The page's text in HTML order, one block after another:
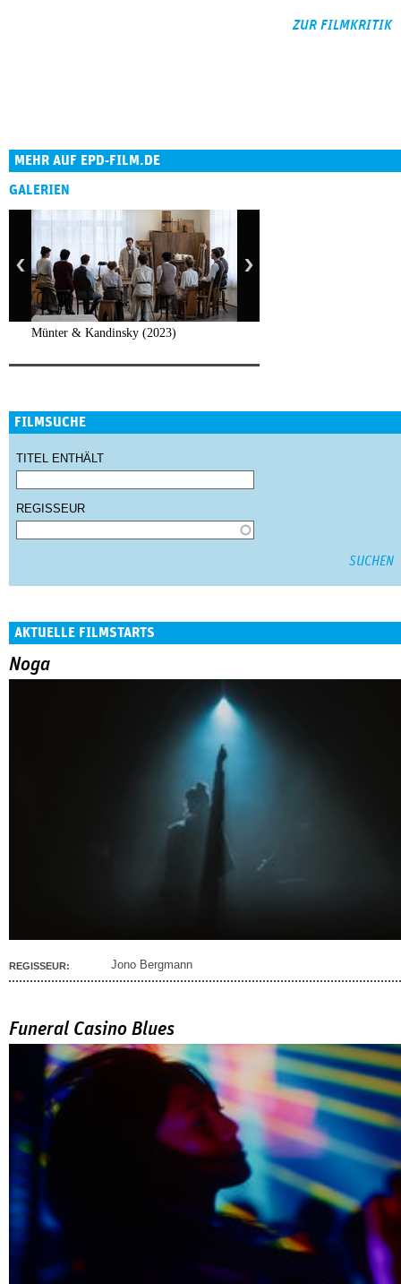
ZUR FILMKRITIK
MEHR AUF EPD-FILM.DE
GALERIEN
Münter & Kandinsky (2023)
FILMSUCHE
TITEL ENTHÄLT
REGISSEUR
AKTUELLE FILMSTARTS
Noga
REGISSEUR: Jono Bergmann
Funeral Casino Blues